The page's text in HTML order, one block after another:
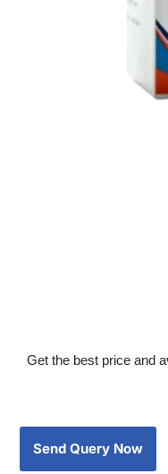
Get the best price and